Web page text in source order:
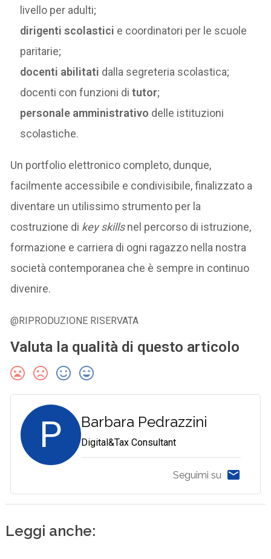
livello per adulti;
dirigenti scolastici e coordinatori per le scuole
paritarie;
docenti abilitati dalla segreteria scolastica;
docenti con funzioni ditutor;
personale amministrativo delle istituzioni
scolastiche.
Un portfolio elettronico completo, dunque,
facilmente accessibile e condivisibile, finalizzato a
diventare un utilissimo strumento per la
costruzione di key skillsnel percorso di istruzione,
formazione e carriera di ogni ragazzo nella nostra
società contemporanea che è sempre in continuo
divenire.
@RIPRODUZIONE RISERVATA
Valuta la qualità di questo articolo
P Barbara Pedrazzini
Digital&Tax Consultant
Seguimi su
Leggi anche: